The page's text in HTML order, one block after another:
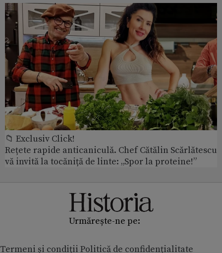
📁 Exclusiv Click!
Rețete rapide anticaniculă. Chef Cătălin Scărlătescu
vă invită la tocăniță de linte: „Spor la proteine!”
Urmărește-ne pe:
Termeni și condiții Politică de confidențialitate